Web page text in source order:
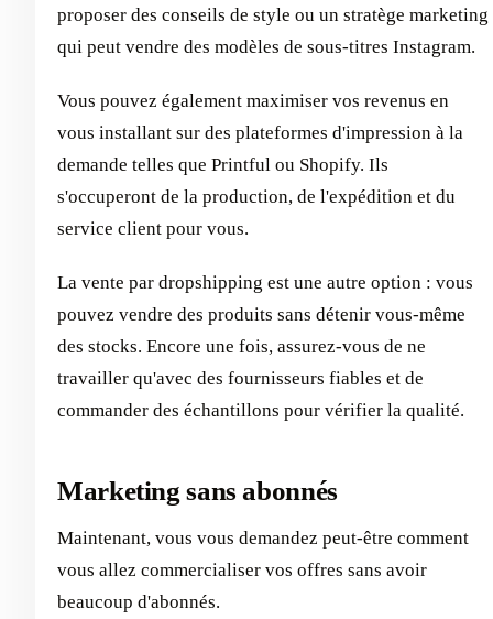
proposer des conseils de style ou un stratège marketing
qui peut vendre des modèles de sous-titres Instagram.
Vous pouvez également maximiser vos revenus en
vous installant sur des plateformes d'impression à la
demande telles que Printful ou Shopify. Ils
s'occuperont de la production, de l'expédition et du
service client pour vous.
La vente par dropshipping est une autre option : vous
pouvez vendre des produits sans détenir vous-même
des stocks. Encore une fois, assurez-vous de ne
travailler qu'avec des fournisseurs fiables et de
commander des échantillons pour vérifier la qualité.
Marketing sans abonnés
Maintenant, vous vous demandez peut-être comment
vous allez commercialiser vos offres sans avoir
beaucoup d'abonnés.